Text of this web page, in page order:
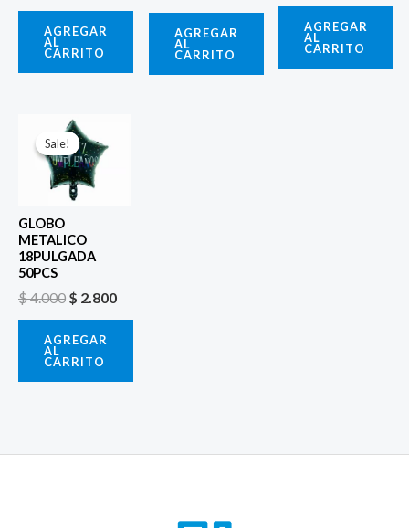
AGREGAR
AL
CARRITO
AGREGAR
AL
CARRITO
AGREGAR
AL
CARRITO
Sale!
Sale!
GLOBO
METALICO
18PULGADA
50PCS
$4.000
El
precio
original
era:
$ 4.000.
$ 2.800
AGREGAR
AL
CARRITO